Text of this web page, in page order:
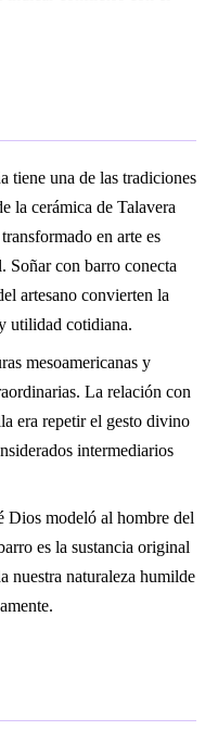
tiene una de las tradiciones
la cerámica de Talavera
en arte es
Soñar con barro conecta
artesano convierten la
utilidad cotidiana.
mesoamericanas y
La relación con
era repetir el gesto divino
intermediarios
Dios modeló al hombre del
es la sustancia original
nuestra naturaleza humilde